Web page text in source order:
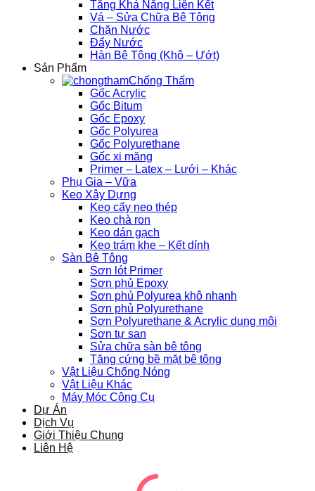
Tăng Khả Năng Liên Kết
Vá – Sửa Chữa Bê Tông
Chặn Nước
Đẩy Nước
Hàn Bê Tông (Khô – Ướt)
Sản Phẩm
Chống Thấm
Gốc Acrylic
Gốc Bitum
Gốc Epoxy
Gốc Polyurea
Gốc Polyurethane
Gốc xi măng
Primer – Latex – Lưới – Khác
Phụ Gia – Vữa
Keo Xây Dựng
Keo cấy neo thép
Keo chà ron
Keo dán gạch
Keo trám khe – Kết dính
Sàn Bê Tông
Sơn lót Primer
Sơn phủ Epoxy
Sơn phủ Polyurea khô nhanh
Sơn phủ Polyurethane
Sơn Polyurethane & Acrylic dung môi
Sơn tự san
Sửa chữa sàn bê tông
Tăng cứng bề mặt bê tông
Vật Liệu Chống Nóng
Vật Liệu Khác
Máy Móc Công Cụ
Dự Án
Dịch Vụ
Giới Thiệu Chung
Liên Hệ